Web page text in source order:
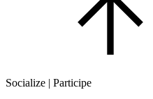
Socialize | Participe